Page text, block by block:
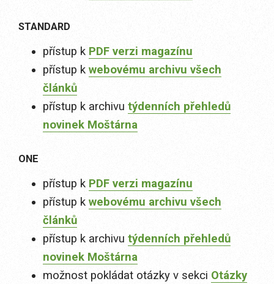
STANDARD
přístup k PDF verzi magazínu
přístup k webovému archivu všech
článků
přístup k archivu týdenních přehledů
novinek Moštárna
ONE
přístup k PDF verzi magazínu
přístup k webovému archivu všech
článků
přístup k archivu týdenních přehledů
novinek Moštárna
možnost pokládat otázky v sekci Otázky